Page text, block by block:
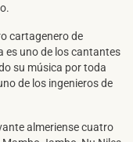
cartagenero de
es uno de los cantantes
su música por toda
de los ingenieros de
almeriense cuatro